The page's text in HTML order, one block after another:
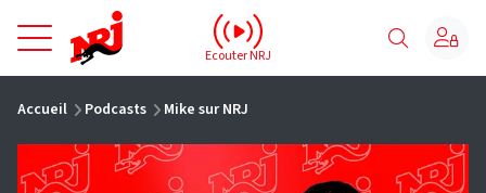
NRJ - Accueil
Ecouter NRJ
Accueil Podcasts Mike sur NRJ